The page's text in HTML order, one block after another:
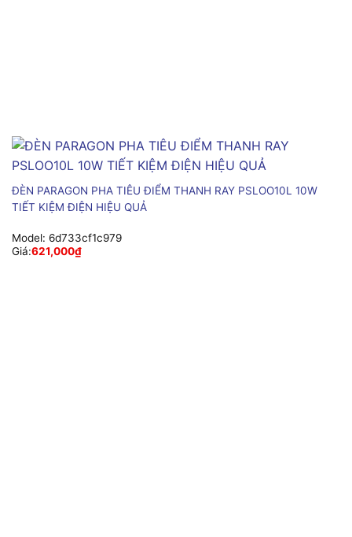
ĐÈN PARAGON PHA TIÊU ĐIỂM THANH RAY PSLOO10L 10W
TIẾT KIỆM ĐIỆN HIỆU QUẢ
Model: 6d733cf1c979
Giá:621,000₫